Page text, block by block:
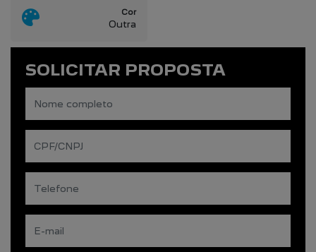
Cor
Outra
SOLICITAR PROPOSTA